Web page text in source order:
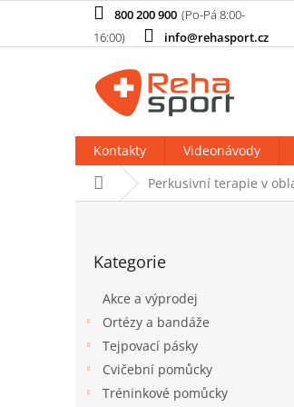
obsah
800 200 900
info@rehasport.cz
Kontakty Videonávody
Domů Perkusivní terapie v
kategorie
Kategorie
Akce a výprodej
Ortézy a bandáže
Tejpovací pásky
Cvičební pomůcky
Tréninkové pomůcky